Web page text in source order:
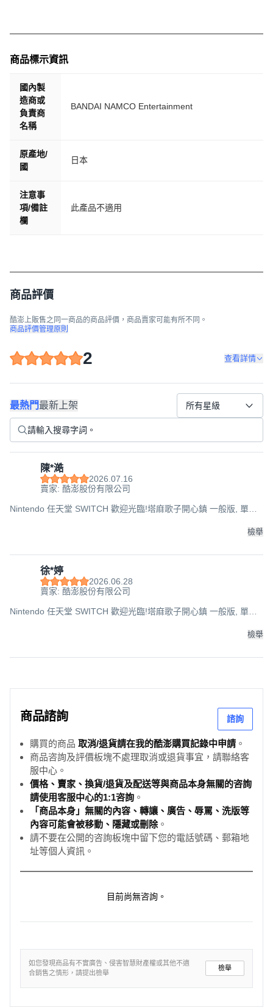
商品標示資訊
國內製
造商或
負責商
名稱
BANDAI NAMCO Entertainment
原產地/
國
日本
注意事
項/備註
欄
此產品不適用
商品評價
酷澎上販售之同一商品的商品評價，商品賣家可能有所不同。
商品評價管理原則
2 查看詳情
最熱門最新上架 所有星級
陳*澔
2026.07.16
賣家: 酷澎股份有限公司
Nintendo 任天堂 SWITCH 歡迎光臨!塔麻歌子開心鎮 一般版, 單一
檢舉
徐*婷
2026.06.28
賣家: 酷澎股份有限公司
Nintendo 任天堂 SWITCH 歡迎光臨!塔麻歌子開心鎮 一般版, 單一
檢舉
商品諮詢 諮詢
購買的商品 取消/退貨請在我的酷澎購買記錄中申請 。
商品咨詢及評價板塊不處理取消或退貨事宜，請聯絡客
服中心。
價格、賣家、換貨/退貨及配送等與商品本身無關的咨詢
請使用客服中心的1:1咨詢 。
「商品本身」無關的內容、轉讓、廣告、辱罵、洗版等
內容可能會被移動、隱藏或刪除。
請不要在公開的咨詢板塊中留下您的電話號碼、郵箱地
址等個人資訊。
目前尚無咨詢。
如您發現商品有不實廣告、侵害智慧財產權或其他不適
合銷售之情形，請提出檢舉
檢舉